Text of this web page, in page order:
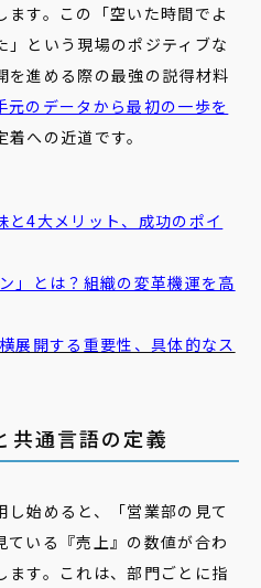
ます。この「空いた時間でよ
」という現場のポジティブな
を進める際の最強の説得材料
元のデータから最初の一歩を
への近道です。
と4大メリット、成功のポイ
」とは？組織の変革機運を高
展開する重要性、具体的なス
通言語の定義
始めると、「営業部の見て
ている『売上』の数値が合わ
ます。これは、部門ごとに指